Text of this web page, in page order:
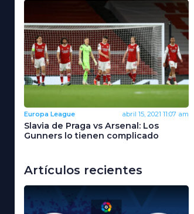
Europa League abril 15, 2021 11:07 am
Slavia de Praga vs Arsenal: Los
Gunners lo tienen complicado
Artículos recientes